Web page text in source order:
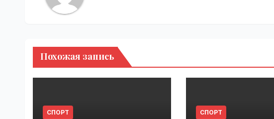
Похожая запись
СПОРТ СПОРТ